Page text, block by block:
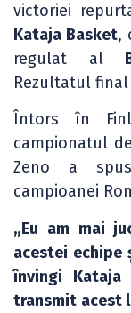
victoriei
Kataja Basket,
regulat al
Rezultatul
Întors în
campionatul
Zeno a
campioanei
„Eu am mai
acestei echipe
învingi
transmit acest